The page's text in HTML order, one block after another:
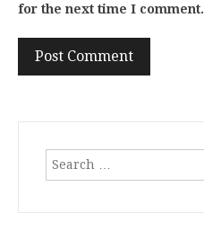
for the next time I comment.
Search